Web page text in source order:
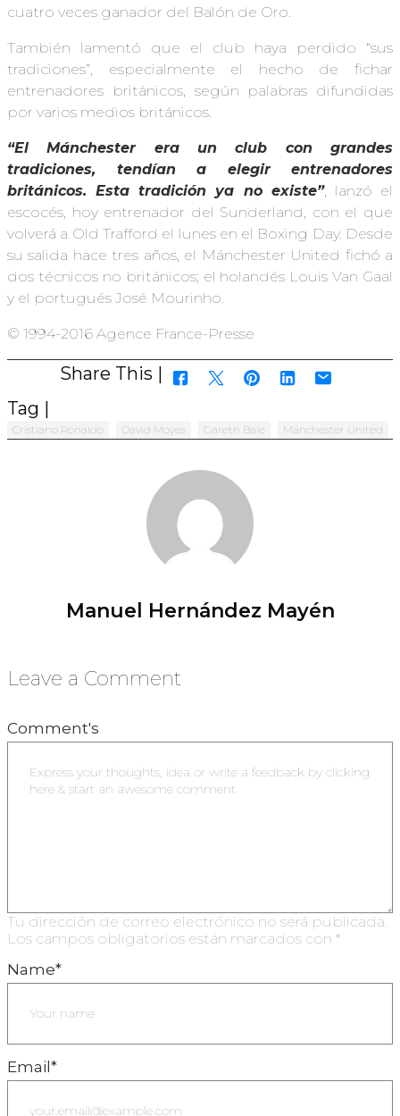
cuatro veces ganador del Balón de Oro.
También lamentó que el club haya perdido “sus
tradiciones”, especialmente el hecho de fichar
entrenadores británicos, según palabras difundidas
por varios medios británicos.
“El Mánchester era un club con grandes
tradiciones, tendían a elegir entrenadores
británicos. Esta tradición ya no existe”, lanzó el
escocés, hoy entrenador del Sunderland, con el que
volverá a Old Trafford el lunes en el Boxing Day. Desde
su salida hace tres años, el Mánchester United fichó a
dos técnicos no británicos; el holandés Louis Van Gaal
y el portugués José Mourinho.
© 1994-2016 Agence France-Presse
Share This |
Tag |
Cristiano Ronaldo David Moyes Gareth Bale Manchester United
Manuel Hernández Mayén
Leave a Comment
Tu dirección de correo electrónico no será publicada.
Los campos obligatorios están marcados con *
Comment's
Name*
Email*